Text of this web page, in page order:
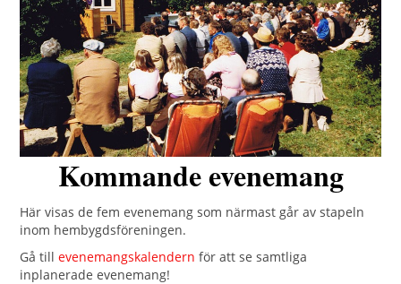
Kommande evenemang
Här visas de fem evenemang som närmast går av stapeln
inom hembygdsföreningen.
Gå tillevenemangskalendernför att se samtliga
inplanerade evenemang!